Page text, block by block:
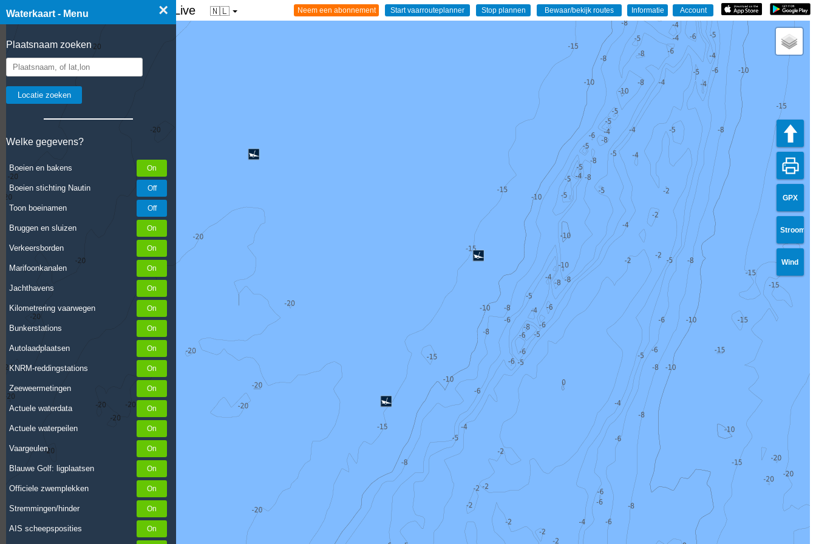
Waterkaart - Menu ×
Plaatsnaam zoeken
Welke gegevens?
Boeien en bakens
Boeien stichting Nautin
Toon boeinamen
Bruggen en sluizen
Verkeersborden
Marifoonkanalen
Jachthavens
Kilometrering vaarwegen
Bunkerstations
Autolaadplaatsen
KNRM-reddingstations
Zeeweermetingen
Actuele waterdata
Actuele waterpeilen
Vaargeulen
Blauwe Golf: ligplaatsen
Officiele zwemplekken
Stremmingen/hinder
AIS scheepsposities
☰ Waterkaart van Nederland - Live 🇳🇱
GPX
Stroom
Wind